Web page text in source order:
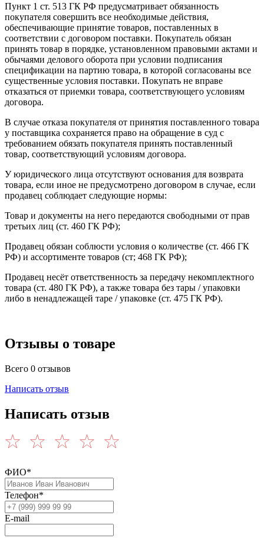
Пункт 1 ст. 513 ГК РФ предусматривает обязанность
покупателя совершить все необходимые действия,
обеспечивающие принятие товаров, поставленных в
соответствии с договором поставки. Покупатель обязан
принять товар в порядке, установленном правовыми актами и
обычаями делового оборота при условии подписания
спецификации на партию товара, в которой согласованы все
существенные условия поставки. Покупать не вправе
отказаться от приемки товара, соответствующего условиям
договора.
В случае отказа покупателя от принятия поставленного товара
у поставщика сохраняется право на обращение в суд с
требованием обязать покупателя принять поставленный
товар, соответствующий условиям договора.
У юридического лица отсутствуют основания для возврата
товара, если иное не предусмотрено договором в случае, если
продавец соблюдает следующие нормы:
Товар и документы на него передаются свободными от прав
третьих лиц (ст. 460 ГК РФ);
Продавец обязан соблюсти условия о количестве (ст. 466 ГК
РФ) и ассортименте товаров (ст; 468 ГК РФ);
Продавец несёт ответственность за передачу некомплектного
товара (ст. 480 ГК РФ), а также товара без тары / упаковки
либо в ненадлежащей таре / упаковке (ст. 475 ГК РФ).
Отзывы о товаре
Всего 0 отзывов
Написать отзыв
Написать отзыв
ФИО*
Телефон*
E-mail